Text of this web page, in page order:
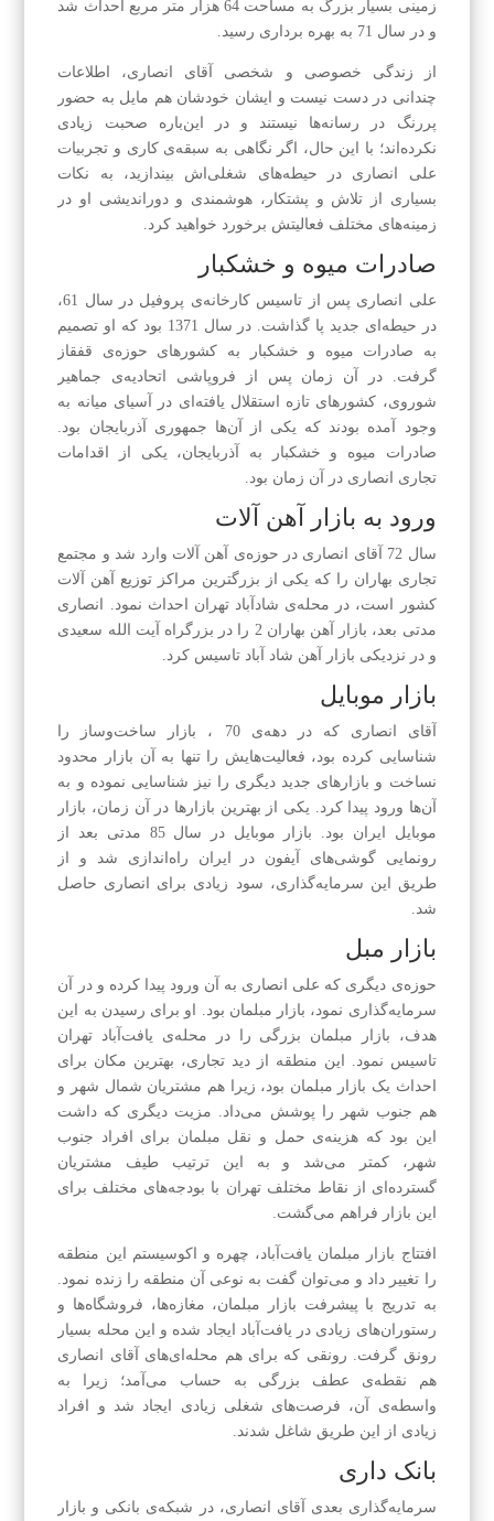
زمینی بسیار بزرگ به مساحت 64 هزار متر مربع احداث شد
و در سال 71 به بهره برداری رسید.
از زندگی خصوصی و شخصی آقای انصاری، اطلاعات
چندانی در دست نیست و ایشان خودشان هم مایل به حضور
پررنگ در رسانه‌ها نیستند و در این‌باره صحبت زیادی
نکرده‌اند؛ با این حال، اگر نگاهی به سبقه‌ی کاری و تجربیات
علی انصاری در حیطه‌ها‌ی شغلی‌اش بیندازید، به نکات
بسیاری از تلاش و پشتکار، هوشمندی و دوراندیشی او در
زمینه‌های مختلف فعالیتش برخورد خواهید کرد.
صادرات میوه و خشکبار
علی انصاری پس از تاسیس کارخانه‌ی پروفیل در سال 61،
در حیطه‌ای جدید پا گذاشت. در سال 1371 بود که او تصمیم
به صادرات میوه و خشکبار به کشورهای حوزه‌ی قفقاز
گرفت. در آن زمان پس از فروپاشی اتحادیه‌ی جماهیر
شوروی، کشورهای تازه استقلال یافته‌ای در آسیای میانه به
وجود آمده بودند که یکی از آن‌ها جمهوری آذربایجان بود.
صادرات میوه و خشکبار به آذربایجان، یکی از اقدامات
تجاری انصاری در آن زمان بود.
ورود به بازار آهن آلات
سال 72 آقای انصاری در حوزه‌ی آهن آلات وارد شد و مجتمع
تجاری بهاران را که یکی از بزرگترین مراکز توزیع آهن آلات
کشور است، در محله‌ی شاد‌آباد تهران احداث نمود. انصاری
مدتی بعد، بازار آهن بهاران 2 را در بزرگراه آیت الله سعیدی
و در نزدیکی بازار آهن شاد آباد تاسیس کرد.
بازار موبایل
آقای انصاری که در دهه‌ی 70 ، بازار ساخت‌و‌ساز را
شناسایی کرده بود، فعالیت‌هایش را تنها به آن بازار محدود
نساخت و بازارهای جدید دیگری را نیز شناسایی نموده و به
آن‌ها ورود پیدا کرد. یکی از بهترین بازارها در آن زمان، بازار
موبایل ایران بود. بازار موبایل در سال 85 مدتی بعد از
رونمایی گوشی‌های آیفون در ایران راه‌اندازی شد و از
طریق این سرمایه‌گذاری، سود زیادی برای انصاری حاصل
شد.
بازار مبل
حوزه‌ی دیگری که علی انصاری به آن ورود پیدا کرده و در آن
سرمایه‌گذاری نمود، بازار مبلمان بود. او برای رسیدن به این
هدف، بازار مبلمان بزرگی را در محله‌ی یافت‌آباد تهران
تاسیس نمود. این منطقه از دید تجاری، بهترین مکان برای
احداث یک بازار مبلمان بود، زیرا هم مشتریان شمال شهر و
هم جنوب شهر را پوشش می‌داد. مزیت دیگری که داشت
این بود که هزینه‌ی حمل و نقل مبلمان برای افراد جنوب
شهر، کمتر می‌شد و به این ترتیب طیف مشتریان
گسترده‌ای از نقاط مختلف تهران با بودجه‌های مختلف برای
این بازار فراهم می‌گشت.
افتتاج بازار مبلمان یافت‌آباد، چهره و اکوسیستم این منطقه‌
را تغییر داد و می‌توان گفت به نوعی آن منطقه را زنده نمود.
به تدریج با پیشرفت بازار مبلمان، مغازه‌ها، فروشگاه‌ها و
رستوران‌های زیادی در یافت‌آباد ایجاد شده و این محله بسیار
رونق گرفت. رونقی که برای هم محله‌ای‌های آقای انصاری
هم نقطه‌ی عطف بزرگی به حساب می‌آمد؛ زیرا به
واسطه‌ی آن، فرصت‌های شغلی زیادی ایجاد شد و افراد
زیادی از این طریق شاغل شدند.
بانک داری
سرمایه‌گذاری بعدی آقای انصاری، در شبکه‌ی بانکی و بازار